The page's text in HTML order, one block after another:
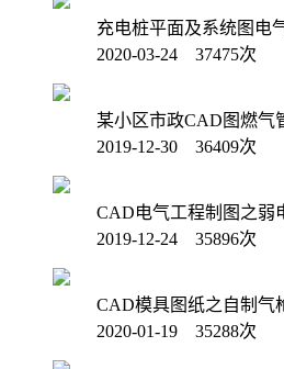
充电桩平面及系统图电
2020-03-24 37475次
某小区市政CAD图燃气
2019-12-30 36409次
CAD电气工程制图之弱
2019-12-24 35896次
CAD模具图纸之自制气
2020-01-19 35288次